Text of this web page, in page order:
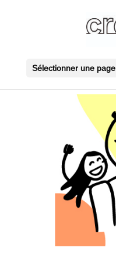
Sélectionner une page